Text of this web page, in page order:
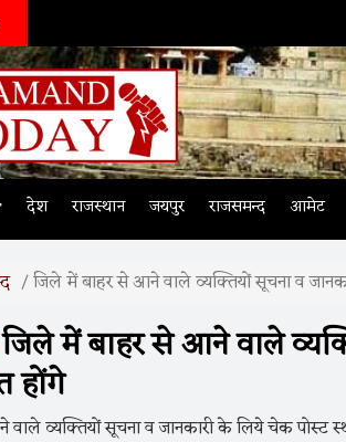
देश राजस्थान जयपुर राजसमन्द आमेट
जिले में बाहर से आने वाले व्यक्तियों सूचना व
में बाहर से आने वाले
होंगे